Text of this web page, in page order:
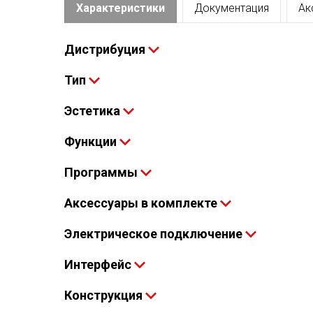
Характеристики Документация
Дистрибуция
Тип
Эстетика
Функции
Программы
Аксессуары в комплекте
Электрическое подключение
Интерфейс
Конструкция